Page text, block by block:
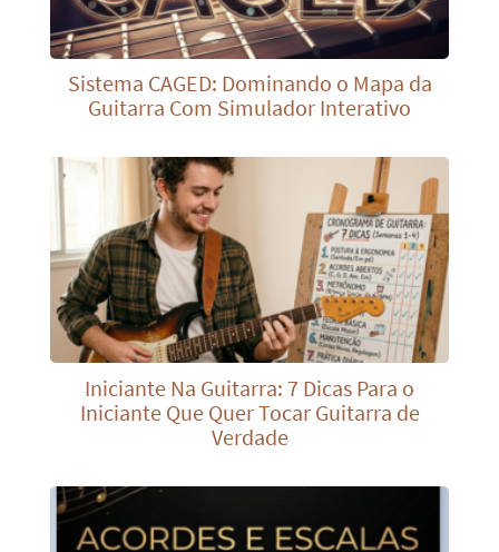
Sistema CAGED: Dominando o Mapa da
Guitarra Com Simulador Interativo
Iniciante Na Guitarra: 7 Dicas Para o
Iniciante Que Quer Tocar Guitarra de
Verdade